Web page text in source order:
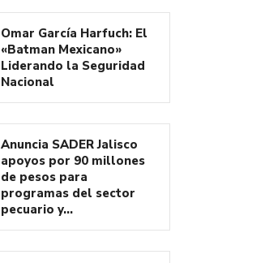
Omar García Harfuch: El
«Batman Mexicano»
Liderando la Seguridad
Nacional
Anuncia SADER Jalisco
apoyos por 90 millones
de pesos para
programas del sector
pecuario y…